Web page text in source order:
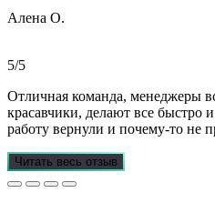
Общение вызвало только
Алена О.
5/5
Отличная команда, менеджеры
красавчики, делают все быстро
работу вернули и почему-то не
за 3 недели, до последнего не
все удалось. Спасибо, что вы
Читать весь отзыв